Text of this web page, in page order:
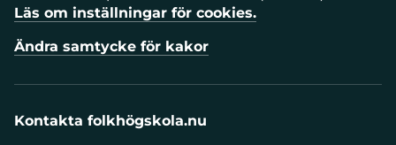
Läs om inställningar för cookies.
Ändra samtycke för kakor
Kontakta folkhögskola.nu